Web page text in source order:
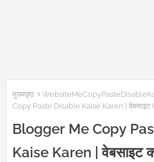
मुख्यपृष्ठ
Copy Paste Disable Kaise Karen | वेबसाइट
Blogger Me Copy
Kaise Karen | वेबसाइट का